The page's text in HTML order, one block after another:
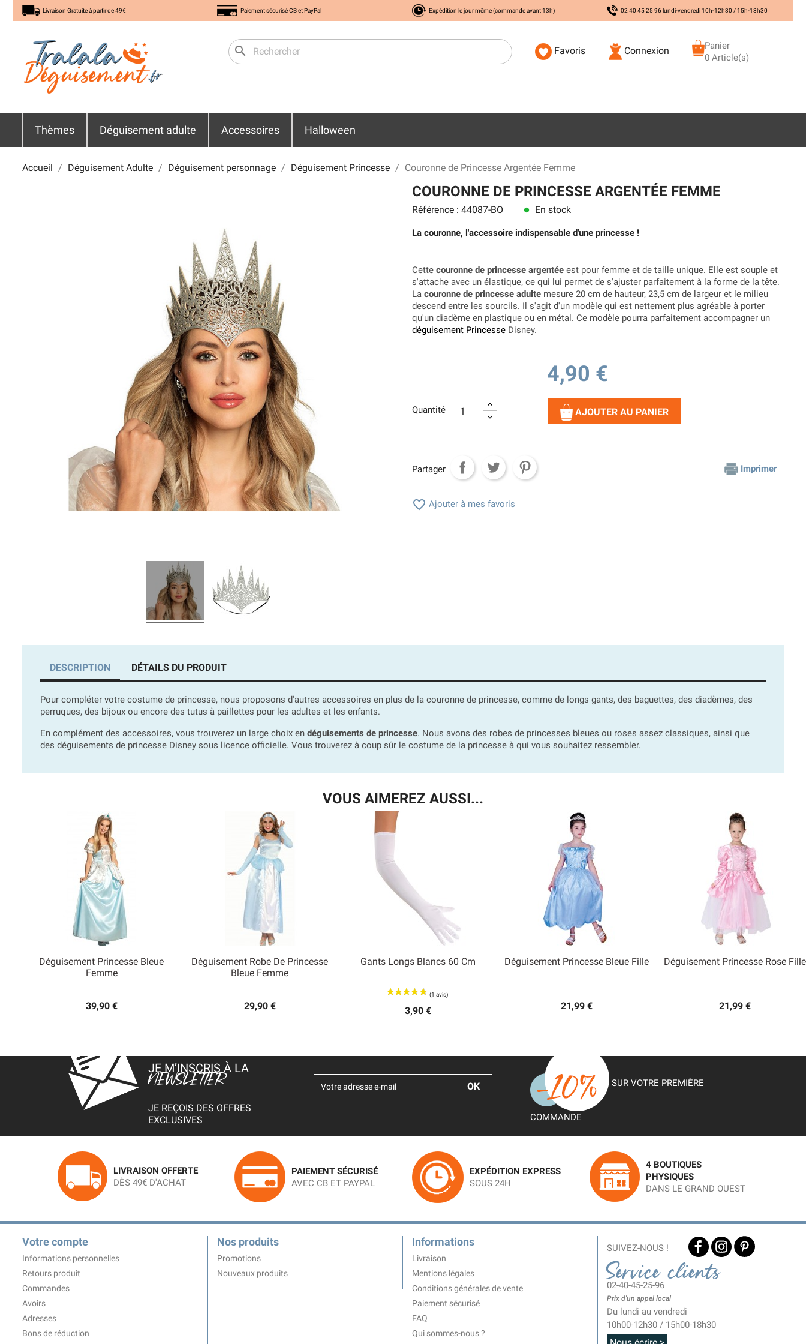
Livraison Gratuite à partir de 49€ Paiement sécurisé CB et PayPal Expédition le jour même (commande avant 13h) 02 40 45 25 96 lundi-vendredi 10h-12h30 / 15h-18h30
search Favoris Connexion
Panier
0 Article(s)
Thèmes Déguisement adulte Accessoires Halloween
Accueil Déguisement Adulte Déguisement personnage Déguisement Princesse Couronne de Princesse Argentée Femme
COURONNE DE PRINCESSE ARGENTÉE FEMME
Référence : 44087-BO lens En stock
La couronne, l'accessoire indispensable d'une princesse !
Cette couronne de princesse argentée est pour femme et de taille unique. Elle est souple et
s'attache avec un élastique, ce qui lui permet de s'ajuster parfaitement à la forme de la tête.
La couronne de princesse adulte mesure 20 cm de hauteur, 23,5 cm de largeur et le milieu
descend entre les sourcils. Il s'agit d'un modèle qui est nettement plus agréable à porter
qu'un diadème en plastique ou en métal. Ce modèle pourra parfaitement accompagner un
déguisement Princesse Disney.
4,90 €
Quantité AJOUTER AU PANIER
Partager Imprimer
 Ajouter à mes favoris
DESCRIPTION DÉTAILS DU PRODUIT
Pour compléter votre costume de princesse, nous proposons d'autres accessoires en plus de la couronne de princesse, comme de longs gants, des baguettes, des diadèmes, des
perruques, des bijoux ou encore des tutus à paillettes pour les adultes et les enfants.
En complément des accessoires, vous trouverez un large choix en déguisements de princesse. Nous avons des robes de princesses bleues ou roses assez classiques, ainsi que
des déguisements de princesse Disney sous licence officielle. Vous trouverez à coup sûr le costume de la princesse à qui vous souhaitez ressembler.
VOUS AIMEREZ AUSSI...
Déguisement Princesse Bleue
Femme
39,90 €
Aperçu rapide
Déguisement Robe De Princesse
Bleue Femme
29,90 €
Aperçu rapide
Gants Longs Blancs 60 Cm
3,90 €
Déguisement Princesse Bleue Fille
21,99 €
Déguisement Princesse Rose Fille
21,99 €
JE M’INSCRIS À LA
NEWSLETTER
JE REÇOIS DES OFFRES
EXCLUSIVES
SUR VOTRE PREMIÈRE
COMMANDE
LIVRAISON OFFERTE
DÈS 49€ D'ACHAT
PAIEMENT SÉCURISÉ
AVEC CB ET PAYPAL
EXPÉDITION EXPRESS
SOUS 24H
4 BOUTIQUES
PHYSIQUES
DANS LE GRAND OUEST
Votre compte
Informations personnelles
Retours produit
Commandes
Avoirs
Adresses
Bons de réduction
Nos produits
Promotions
Nouveaux produits
Informations
Livraison
Mentions légales
Conditions générales de vente
Paiement sécurisé
FAQ
Qui sommes-nous ?
SUIVEZ-NOUS !
Service clients
02-40-45-25-96
Prix d'un appel local
Du lundi au vendredi
10h00-12h30 / 15h00-18h30